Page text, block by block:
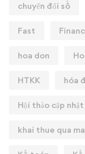
chuyển đổi số
Fast
hoa don
HTKK hóa
Hội thảo cập
khai thue qua